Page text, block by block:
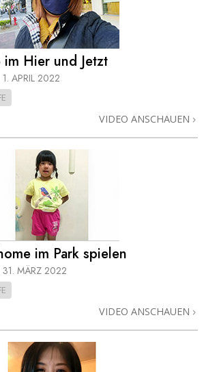
im Hier und Jetzt
1. APRIL 2022
VIDEO ANSCHAUEN
im Park spielen
31. MÄRZ 2022
VIDEO ANSCHAUEN